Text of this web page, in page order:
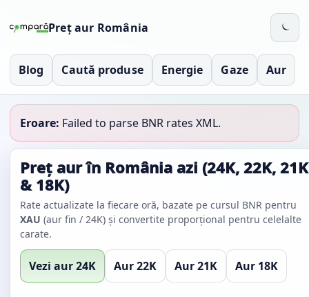
Preț aur România
Blog Caută produse Energie Gaze Aur
Eroare: Failed to parse BNR rates XML.
Preț aur în România azi (24K, 22K, 21K
& 18K)
Rate actualizate la fiecare oră, bazate pe cursul BNR pentru
XAU (aur fin / 24K) și convertite proporțional pentru celelalte
carate.
Vezi aur 24K Aur 22K Aur 21K Aur 18K